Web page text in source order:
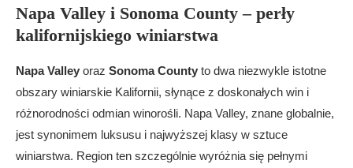
Napa Valley i Sonoma County – perły
kalifornijskiego winiarstwa
Napa Valley oraz Sonoma County to dwa niezwykle istotne
obszary winiarskie Kalifornii, słynące z doskonałych win i
różnorodności odmian winorośli. Napa Valley, znane globalnie,
jest synonimem luksusu i najwyższej klasy w sztuce
winiarstwa. Region ten szczególnie wyróżnia się pełnymi